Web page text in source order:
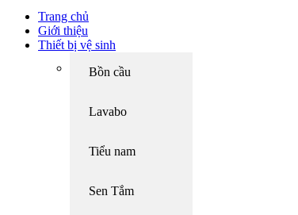
Trang chủ
Giới thiệu
Thiết bị vệ sinh
Bồn cầu
Lavabo
Tiểu nam
Sen Tắm